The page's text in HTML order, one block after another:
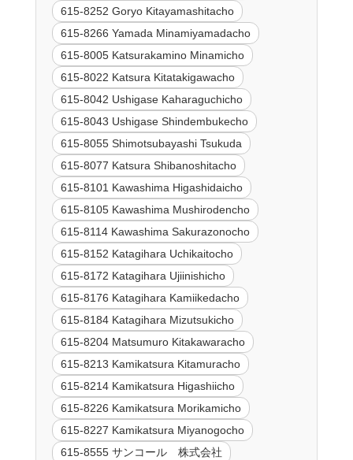
615-8252 Goryo Kitayamashitacho
615-8266 Yamada Minamiyamadacho
615-8005 Katsurakamino Minamicho
615-8022 Katsura Kitatakigawacho
615-8042 Ushigase Kaharaguchicho
615-8043 Ushigase Shindembukecho
615-8055 Shimotsubayashi Tsukuda
615-8077 Katsura Shibanoshitacho
615-8101 Kawashima Higashidaicho
615-8105 Kawashima Mushirodencho
615-8114 Kawashima Sakurazonocho
615-8152 Katagihara Uchikaitocho
615-8172 Katagihara Ujiinishicho
615-8176 Katagihara Kamiikedacho
615-8184 Katagihara Mizutsukicho
615-8204 Matsumuro Kitakawaracho
615-8213 Kamikatsura Kitamuracho
615-8214 Kamikatsura Higashiicho
615-8226 Kamikatsura Morikamicho
615-8227 Kamikatsura Miyanogocho
615-8555 サンコール 株式会社